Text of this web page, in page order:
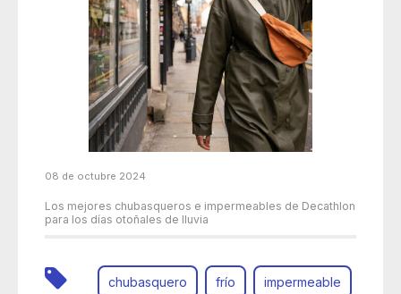
08 de octubre 2024
Los mejores chubasqueros e impermeables de Decathlon
para los días otoñales de lluvia
chubasquero frío impermeable